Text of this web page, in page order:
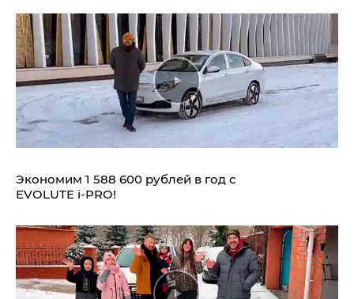
Экономим 1 588 600 рублей в год с
EVOLUTE i‑PRO!